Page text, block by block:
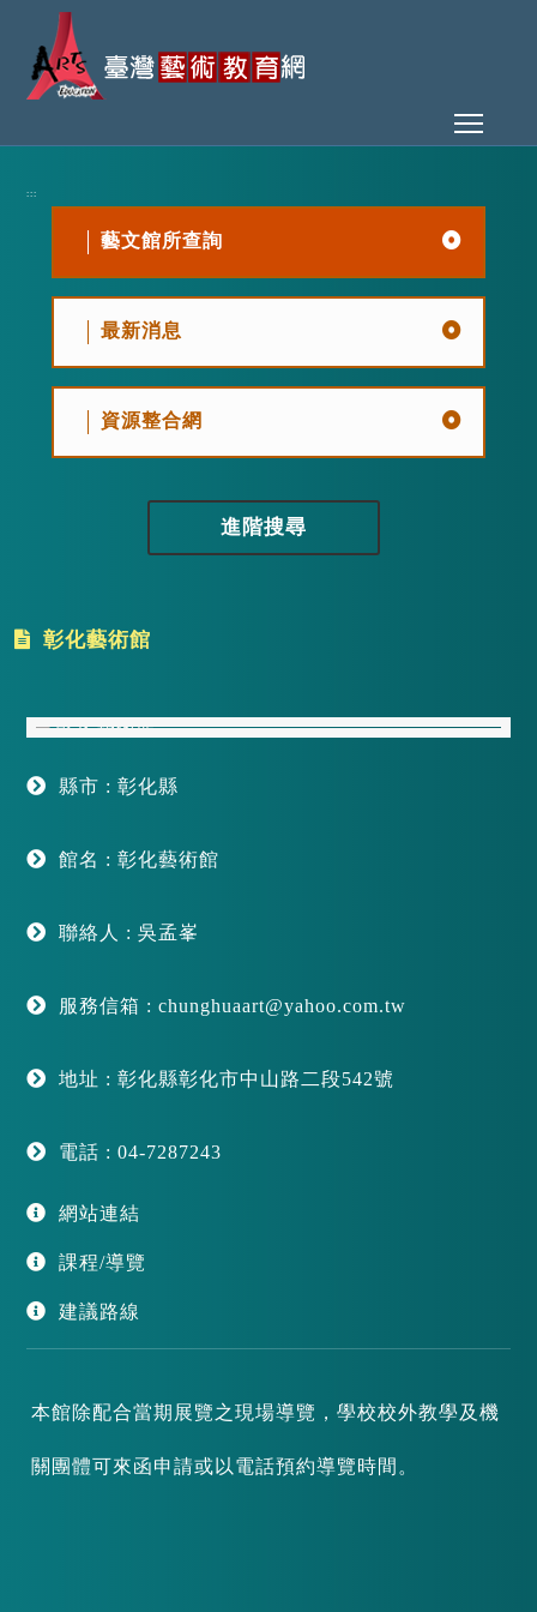
:::
藝文館所查詢
最新消息
資源整合網
進階搜尋
彰化藝術館
縣市 : 彰化縣
館名 : 彰化藝術館
聯絡人 : 吳孟峯
服務信箱 : chunghuaart@yahoo.com.tw
地址 : 彰化縣彰化市中山路二段542號
電話 : 04-7287243
網站連結
課程/導覽
建議路線
本館除配合當期展覽之現場導覽，學校校外教學及機
關團體可來函申請或以電話預約導覽時間。